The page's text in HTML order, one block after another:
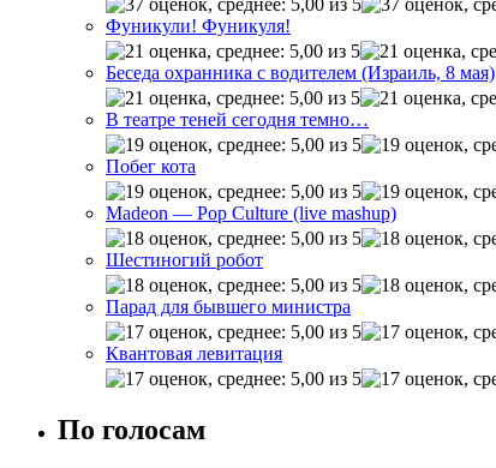
Фуникули! Фуникуля!
Беседа охранника с водителем (Израиль, 8 мая)
В театре теней сегодня темно…
Побег кота
Madeon — Pop Culture (live mashup)
Шестиногий робот
Парад для бывшего министра
Квантовая левитация
По голосам